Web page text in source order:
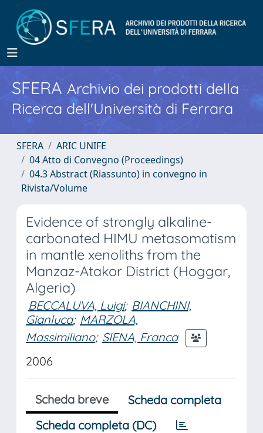
SFERA Archivio dei prodotti della
Ricerca dell'Università di Ferrara
SFERA
ARIC UNIFE
04 Atto di Convegno (Proceedings)
04.3 Abstract (Riassunto) in convegno in
Rivista/Volume
Evidence of strongly alkaline-
carbonated HIMU metasomatism
in mantle xenoliths from the
Manzaz-Atakor District (Hoggar,
Algeria)
BECCALUVA, Luigi; BIANCHINI,
Gianluca; MARZOLA,
Massimiliano; SIENA, Franca
2006
Scheda breve
Scheda completa
Scheda completa (DC)